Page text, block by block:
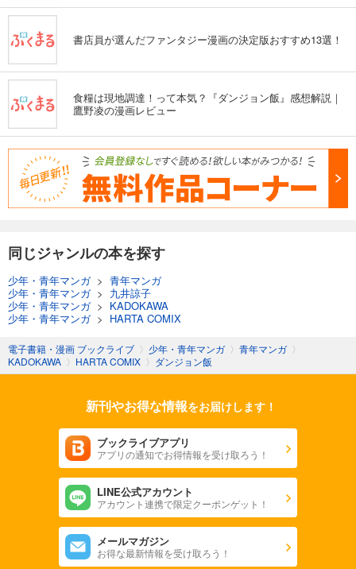
書店員が選んだファンタジー漫画の決定版おすすめ13選！
食糧は現地調達！って本気？『ダンジョン飯』感想解説｜
鷹野凌の漫画レビュー
同じジャンルの本を探す
少年・青年マンガ> 青年マンガ
少年・青年マンガ> 九井諒子
少年・青年マンガ> KADOKAWA
少年・青年マンガ> HARTA COMIX
電子書籍・漫画 ブックライブ 〉 少年・青年マンガ 〉 青年マンガ 〉
KADOKAWA 〉 HARTA COMIX 〉 ダンジョン飯
新刊やお得な情報をお届けします！
ブックライブアプリ
アプリの通知でお得情報を受け取ろう！
LINE公式アカウント
アカウント連携で限定クーポンゲット！
メールマガジン
お得な最新情報を受け取ろう！